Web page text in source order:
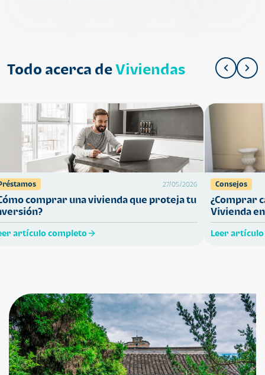
Todo acerca deViviendas
27/05/2026
comprar una vivienda que proteja tu
artículo completo
Consejos
¿Comprar
Vivienda
Leer